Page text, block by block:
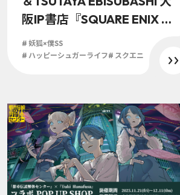
阪IP書店『SQUARE ENIX O
fficial Goodsコーナー』に
て2025年12月5日(金)より
ャルグッズ販売開始！！
# 妖狐×僕SS
# ハッピーシュガーライフ# スクエニ